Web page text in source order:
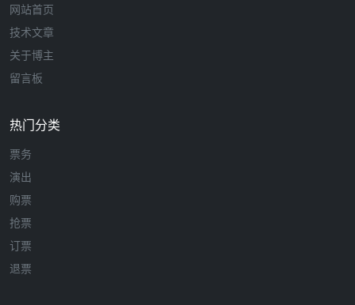
网站首页
技术文章
关于博主
留言板
热门分类
票务
演出
购票
抢票
订票
退票